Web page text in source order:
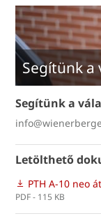
Segítünk a
Segítünk a
Letölthető
PTH A-10 neo
PDF - 115 KB